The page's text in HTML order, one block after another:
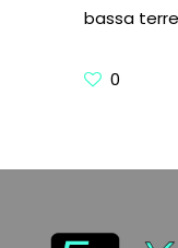
bassa
0